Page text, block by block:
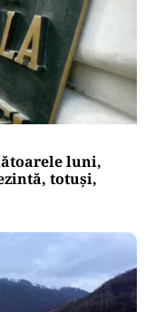
luni,
totuși,